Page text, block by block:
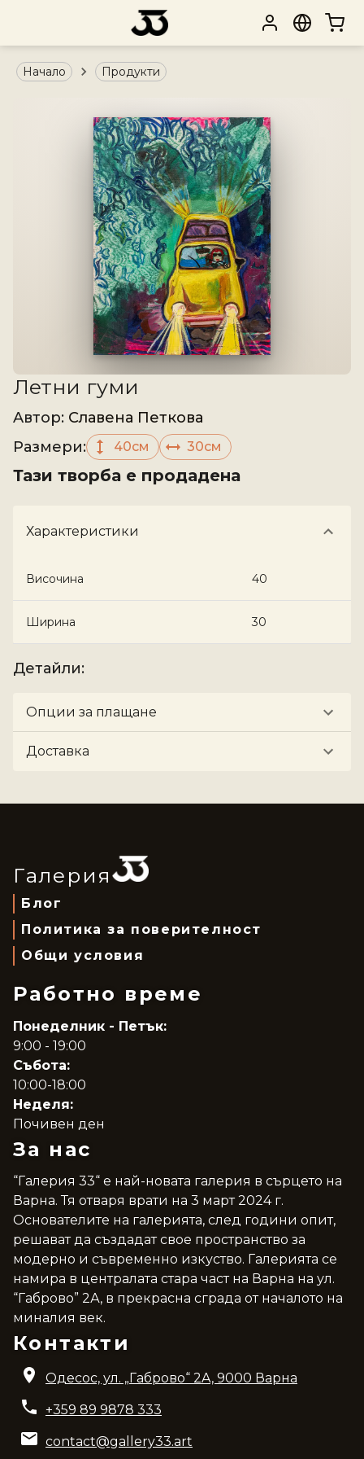
Начало Продукти
Летни гуми
Aвтор: Славена Петкова
Размери: 40см 30см
Тази творба е продадена
Характеристики
Височина 40
Ширина 30
Детайли:
Опции за плащане
Доставка
Галерия
Блог
Политика за поверителност
Общи условия
Работно време
Понеделник - Петък:
9:00 - 19:00
Събота:
10:00-18:00
Неделя:
Почивен ден
За нас
“Галерия 33“ е най-новата галерия в сърцето на
Варна. Тя отваря врати на 3 март 2024 г.
Основателите на галерията, след години опит,
решават да създадат свое пространство за
модерно и съвременно изкуство. Галерията се
намира в централата стара част на Варна на ул.
“Габрово” 2А, в прекрасна сграда от началото на
миналия век.
Контакти
Одесос, ул. „Габрово“ 2A, 9000 Варна
+359 89 9878 333
contact@gallery33.art